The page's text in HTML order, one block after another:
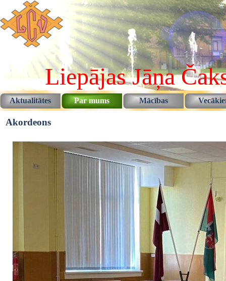
Pāriet uz saturu
Liepājas Jāņa
Aktualitātes Par mums ▼
Mācības ▼
Akordeons